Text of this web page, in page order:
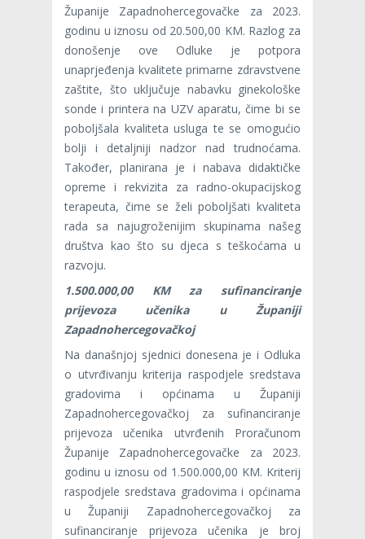
Županije Zapadnohercegovačke za 2023.
godinu u iznosu od 20.500,00 KM. Razlog za
donošenje ove Odluke je potpora
unaprjeđenja kvalitete primarne zdravstvene
zaštite, što uključuje nabavku ginekološke
sonde i printera na UZV aparatu, čime bi se
poboljšala kvaliteta usluga te se omogućio
bolji i detaljniji nadzor nad trudnoćama.
Također, planirana je i nabava didaktičke
opreme i rekvizita za radno-okupacijskog
terapeuta, čime se želi poboljšati kvaliteta
rada sa najugroženijim skupinama našeg
društva kao što su djeca s teškoćama u
razvoju.
1.500.000,00 KM za sufinanciranje
prijevoza učenika u Županiji
Zapadnohercegovačkoj
Na današnjoj sjednici donesena je i Odluka
o utvrđivanju kriterija raspodjele sredstava
gradovima i općinama u Županiji
Zapadnohercegovačkoj za sufinanciranje
prijevoza učenika utvrđenih Proračunom
Županije Zapadnohercegovačke za 2023.
godinu u iznosu od 1.500.000,00 KM. Kriterij
raspodjele sredstava gradovima i općinama
u Županiji Zapadnohercegovačkoj za
sufinanciranje prijevoza učenika je broj